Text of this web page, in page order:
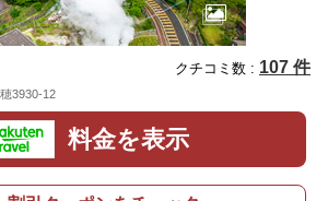
クチコミ数 : 107 件
3930-12
料金を表示